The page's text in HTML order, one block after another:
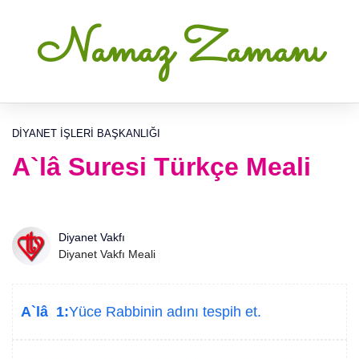
Namaz Zamanı
DIYANET İŞLERI BAŞKANLIĞI
A`lâ Suresi Türkçe Meali
Diyanet Vakfı
Diyanet Vakfı Meali
A`lâ 1:Yüce Rabbinin adını tespih et.